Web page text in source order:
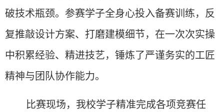
破技术瓶颈。参赛学子全身心投入备赛训练，反
复推敲设计方案、打磨建模细节，在一次次实操
中积累经验、精进技艺，锤炼了严谨务实的工匠
精神与团队协作能力。
比赛现场，我校学子精准完成各项竞赛任